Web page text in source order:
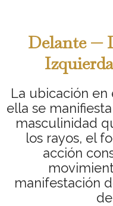
Delante —
La ubicación en
ella se
masculinidad
los rayos, el
acción
manifestación